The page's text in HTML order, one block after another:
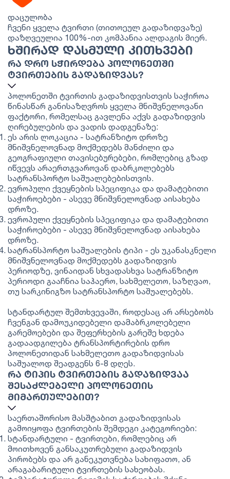
დაცულობა
ჩვენი ყველა ტვირთი (თითოეულ გადაზიდვაზე)
დაზღვეულია 100%-ით კომპანია ალდაგის მიერ.
ᲮᲨᲘᲠᲐᲓ ᲓᲐᲡᲛᲣᲚᲘ ᲙᲘᲗᲮᲕᲔᲑᲘ
ᲠᲐ ᲓᲠᲝ ᲡᲭᲘᲠᲓᲔᲑᲐ ᲞᲝᲚᲝᲜᲔᲗᲨᲘ
ᲢᲕᲘᲠᲗᲔᲑᲘᲡ ᲒᲐᲓᲐᲖᲘᲓᲕᲐᲡ?
პოლონეთში ტვირთის გადაზიდვისთვის საჭიროა
წინასწარ განისაზღვროს ყველა მნიშვნელოვანი
ფაქტორი, რომელსაც გავლენა აქვს გადაზიდვის
ღირებულების და ვადის დადგენაზე:
ეს არის ლოკაცია - სატრანზიტო დროზე
მნიშვნელოვნად მოქმედებს მანძილი და
გეოგრაფიული თავისებურებები, რომლებიც გზად
იწვევს არაერთგვაროვან დაბრკოლებებს
სატრანსპორტო საშუალებებისთვის.
ევროპული ქვეყნების სპეციფიკა და დამატებითი
საჭიროებები - ასევე მნიშვნელოვნად აისახება
დროზე.
ევროპული ქვეყნების სპეციფიკა და დამატებითი
საჭიროებები - ასევე მნიშვნელოვნად აისახება
დროზე.
სატრანსპორტო საშუალების ტიპი - ეს უკანასკნელი
მნიშვნელოვნად მოქმედებს გადაზიდვის
პერიოდზე, ვინაიდან სხვადასხვა სატრანზიტო
პერიოდი გააჩნია საჰაერო, სახმელეთო, საზღვაო,
თუ სარკინიგზო სატრანსპორტო საშუალებებს.
სტანდარტულ შემთხვევაში, როდესაც არ არსებობს
ჩვენგან დამოუკიდებელი დამაბრკოლებელი
გარემოებები და შეფერხების გარეშე ხდება
გადაადგილება ტრანსპორტირების დრო
პოლონეთიდან სახმელეთო გადაზიდვისას
საშუალოდ შეადგენს 6-8 დღეს.
ᲠᲐ ᲢᲘᲞᲘᲡ ᲢᲕᲘᲠᲗᲔᲑᲘᲡ ᲒᲐᲓᲐᲖᲘᲓᲕᲐᲐ
ᲨᲔᲡᲐᲫᲚᲔᲑᲔᲚᲘ ᲞᲝᲚᲝᲜᲔᲗᲘᲡ
ᲛᲘᲛᲐᲠᲗᲣᲚᲔᲑᲘᲗ?
საერთაშორისო მასშტაბით გადაზიდვისას
გამოიყოფა ტვირთების შემდეგი კატეგორიები:
სტანდარტული - ტვირთები, რომლებიც არ
მოითხოვენ განსაკუთრებული გადაზიდვის
პირობებს და არ განეკუთვნება სახიფათო, ან
არაგაბარიტული ტვირთების სახეობას.